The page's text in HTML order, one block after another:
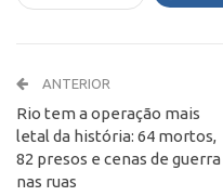
ANTERIOR
Rio tem a operação mais
letal da história: 64 mortos,
82 presos e cenas de guerra
nas ruas